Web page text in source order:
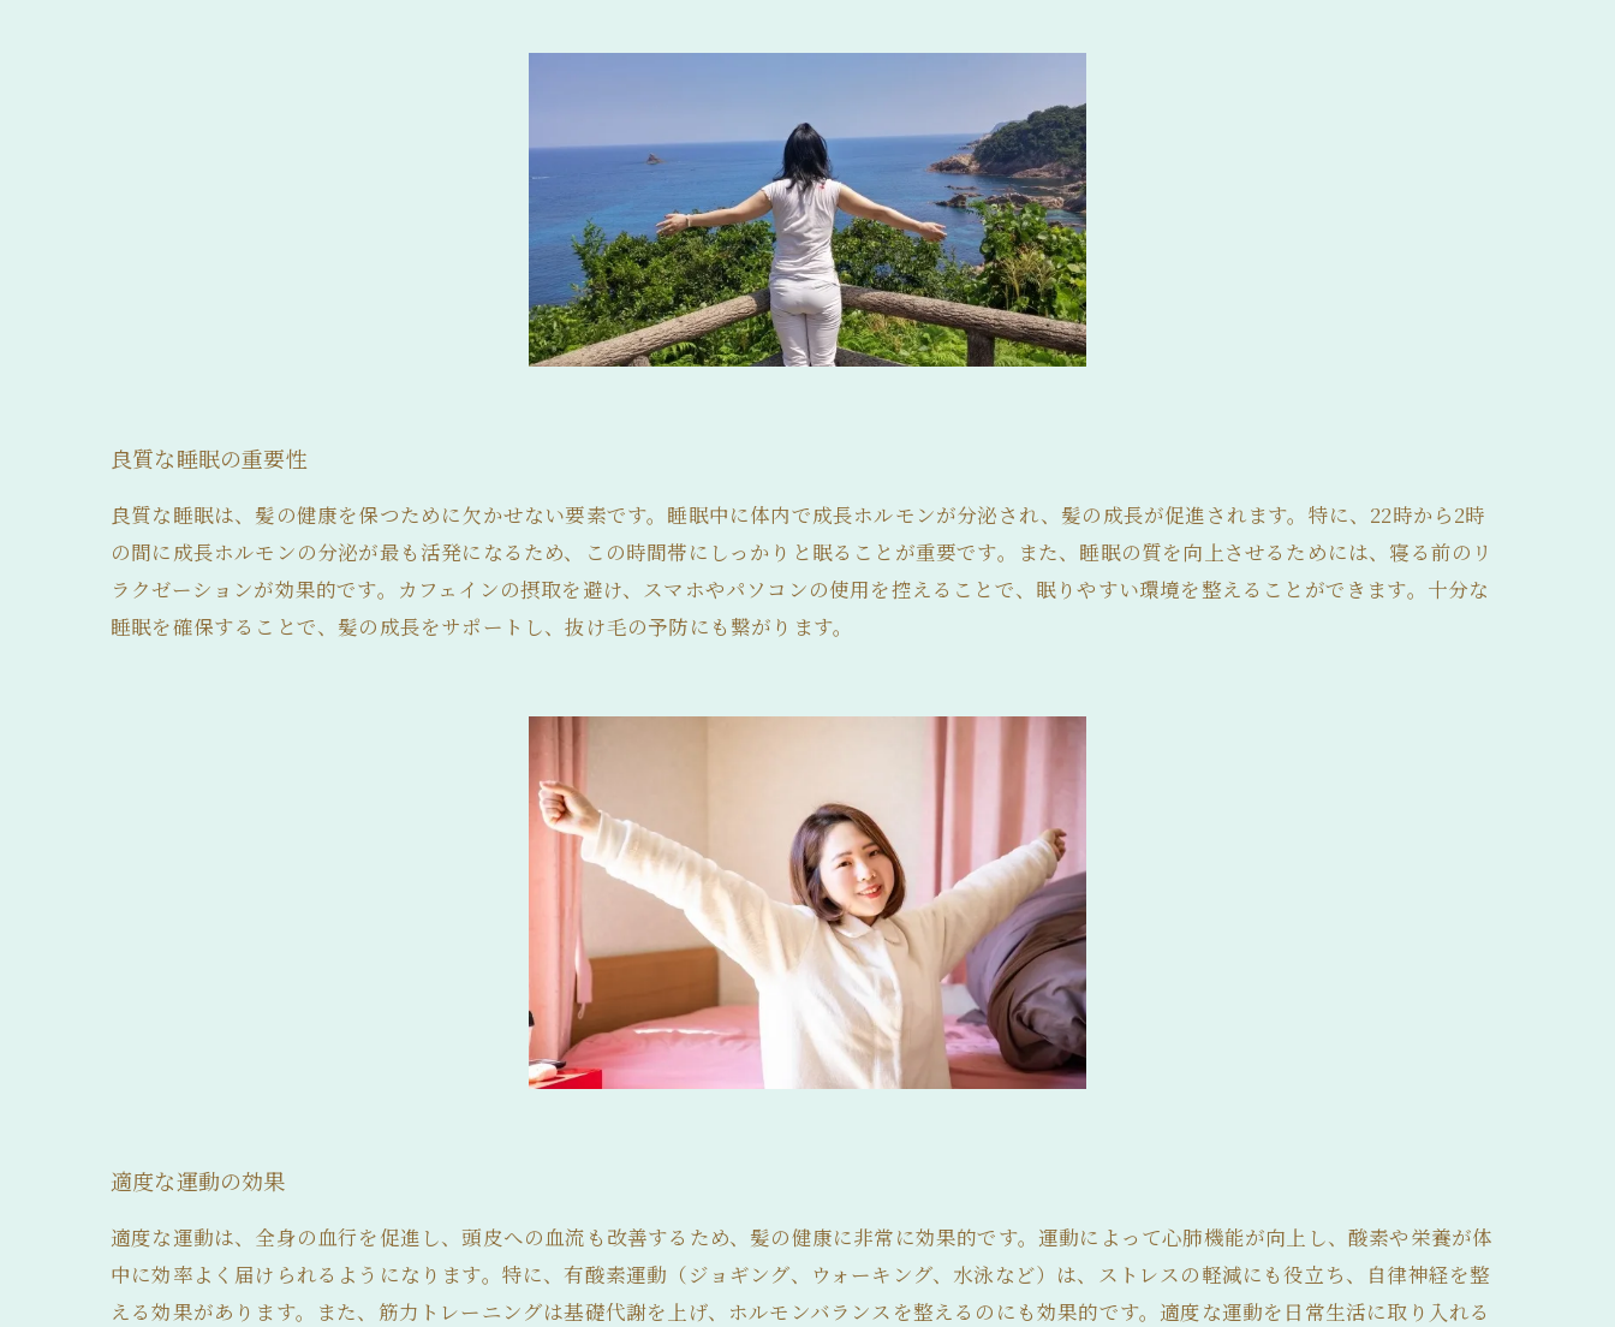
良質な睡眠の重要性
良質な睡眠は、髪の健康を保つために欠かせない要素です。睡眠中に体内で成長ホルモンが分泌され、髪の成長が促進されます。特に、22時から2時
の間に成長ホルモンの分泌が最も活発になるため、この時間帯にしっかりと眠ることが重要です。また、睡眠の質を向上させるためには、寝る前のリ
ラクゼーションが効果的です。カフェインの摂取を避け、スマホやパソコンの使用を控えることで、眠りやすい環境を整えることができます。十分な
睡眠を確保することで、髪の成長をサポートし、抜け毛の予防にも繋がります。
適度な運動の効果
適度な運動は、全身の血行を促進し、頭皮への血流も改善するため、髪の健康に非常に効果的です。運動によって心肺機能が向上し、酸素や栄養が体
中に効率よく届けられるようになります。特に、有酸素運動（ジョギング、ウォーキング、水泳など）は、ストレスの軽減にも役立ち、自律神経を整
える効果があります。また、筋力トレーニングは基礎代謝を上げ、ホルモンバランスを整えるのにも効果的です。適度な運動を日常生活に取り入れる